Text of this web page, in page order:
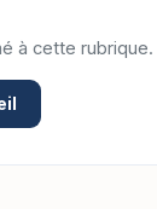
à cette rubrique.